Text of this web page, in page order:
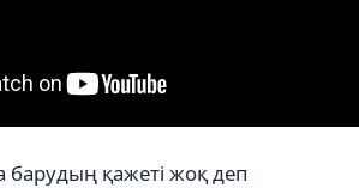
қажеті жоқ деп